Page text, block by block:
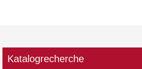
Katalogrecherche